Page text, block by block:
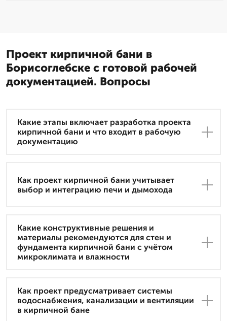
Проект кирпичной бани в
Борисоглебске с готовой рабочей
документацией. Вопросы
Какие этапы включает разработка проекта
кирпичной бани и что входит в рабочую
документацию
Как проект кирпичной бани учитывает
выбор и интеграцию печи и дымохода
Какие конструктивные решения и
материалы рекомендуются для стен и
фундамента кирпичной бани с учётом
микроклимата и влажности
Как проект предусматривает системы
водоснабжения, канализации и вентиляции
в кирпичной бане